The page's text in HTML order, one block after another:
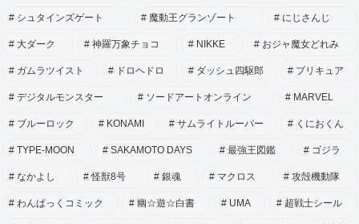
シュタインズゲート 魔動王グランゾート にじさんじ
大ダーク 神羅万象チョコ NIKKE おジャ魔女どれみ
ガムラツイスト ドロヘドロ ダッシュ四駆郎 プリキュア
デジタルモンスター ソードアートオンライン MARVEL
ブルーロック KONAMI サムライトルーパー くにおくん
TYPE-MOON SAKAMOTO DAYS 最強王図鑑 ゴジラ
なかよし 怪獣8号 銀魂 マクロス 攻殻機動隊
わんぱっくコミック 幽☆遊☆白書 UMA 超戦士シール